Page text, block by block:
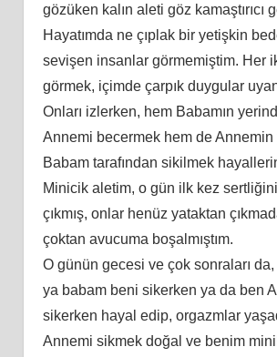
gözüken kalın aleti göz kamaştırıcı
Hayatımda ne çıplak bir yetişkin
sevişen insanlar görmemiştim. Her
görmek, içimde çarpık duygular
Onları izlerken, hem Babamın
Annemi becermek hem de
Babam tarafından sikilmek
Minicik aletim, o gün ilk kez
çıkmış, onlar henüz yataktan
çoktan avucuma boşalmıştım.
O günün gecesi ve çok sonraları
ya babam beni sikerken ya da ben
sikerken hayal edip, orgazmlar
Annemi sikmek doğal ve benim